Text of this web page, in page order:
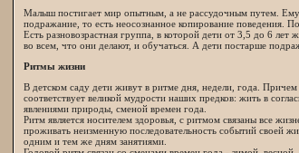
Малыш постигает мир опытным, а не рассудочным путем. Ему,
подражание, то есть неосознанное копирование поведения.
Есть разновозрастная группа, в которой дети от 3,5 до 6
во всем, что они делают, и обучаться. А дети постарше
Ритмы жизни
В детском саду дети живут в ритме дня, недели, года.
соответствует великой мудрости наших предков: жить в
явлениями природы, сменой времен года.
Ритм является носителем здоровья, с ритмом связаны все
проживать неизменную последовательность событий своей
одним и тем же дням занятиями.